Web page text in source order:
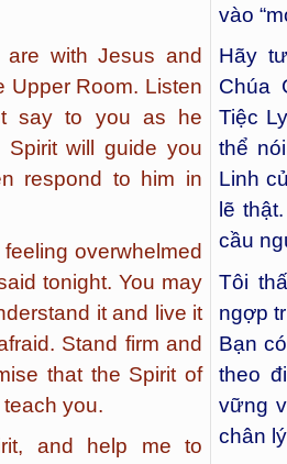
with Jesus and
Upper Room. Listen
say to you as he
Spirit will guide you
respond to him in
overwhelmed
tonight. You may
it and live it
Stand firm and
that the Spirit of
you.
and help me to
vào
Hãy
Chúa
Tiệc
thể
Linh
lẽ
cầu
Tôi
ngợp
Bạn
theo
vững
chân